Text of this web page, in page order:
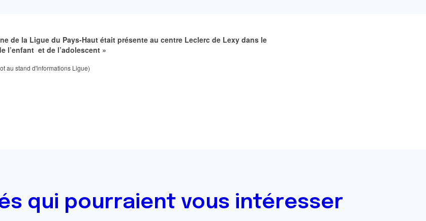
de la Ligue du Pays-Haut était présente au centre Leclerc de Lexy dans le
l’enfant et de l’adolescent »
au stand d'informations Ligue)
qui pourraient vous intéresser